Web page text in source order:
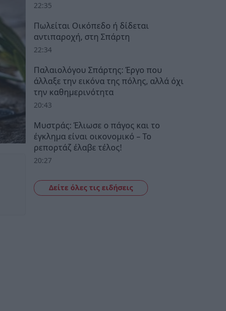
22:35
Πωλείται Οικόπεδο ή δίδεται
αντιπαροχή, στη Σπάρτη
22:34
Παλαιολόγου Σπάρτης: Έργο που
άλλαξε την εικόνα της πόλης, αλλά όχι
την καθημερινότητα
20:43
Μυστράς: Έλιωσε ο πάγος και το
έγκλημα είναι οικονομικό – Το
ρεπορτάζ έλαβε τέλος!
20:27
Δείτε όλες τις ειδήσεις